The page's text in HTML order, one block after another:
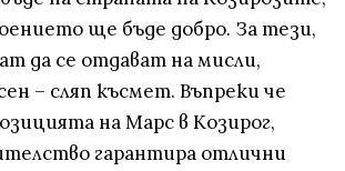
ще бъде добро. За тези,
да се отдават на мисли,
– сляп късмет. Въпреки че
на Марс в Козирог,
гарантира отлични